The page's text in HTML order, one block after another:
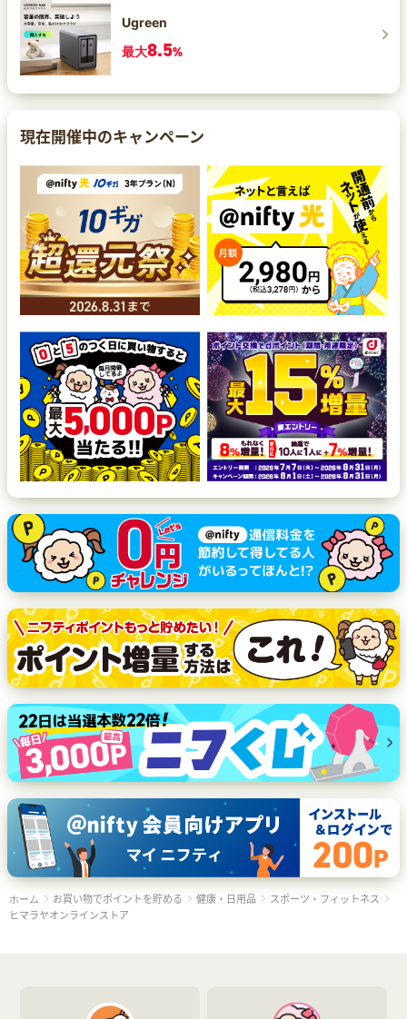
Ugreen
最大8.5%
現在開催中のキャンペーン
ホーム お買い物でポイントを貯める 健康・日用品
スポーツ・フィットネス
ヒマラヤオンラインストア